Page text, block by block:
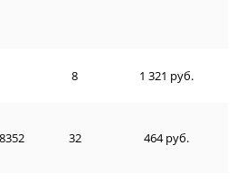
8 1 321 руб.
32 464 руб.